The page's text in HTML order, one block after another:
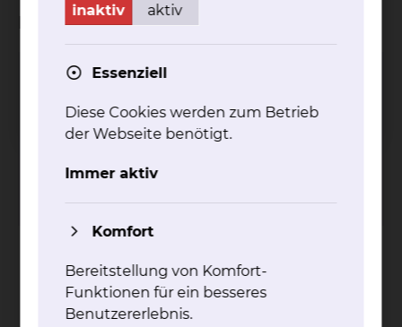
Kliniken
Kardiologie & Intensivmedizin
Fichtengrund 1, 38126 Braunschweig
Tel.:+49 531 595 2252
Kontakt Impressum AVB
Datenschutz
Bildnachweise
Entgelttransparenz
inaktiv aktiv
Essenziell
Diese Cookies werden zum Betrieb
der Webseite benötigt.
Immer aktiv
Komfort
Bereitstellung von Komfort-
Funktionen für ein besseres
Benutzererlebnis.